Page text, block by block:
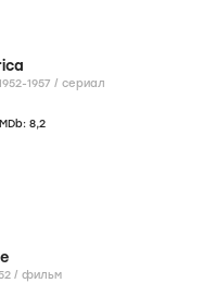
1957 / сериал
8,2
/ фильм